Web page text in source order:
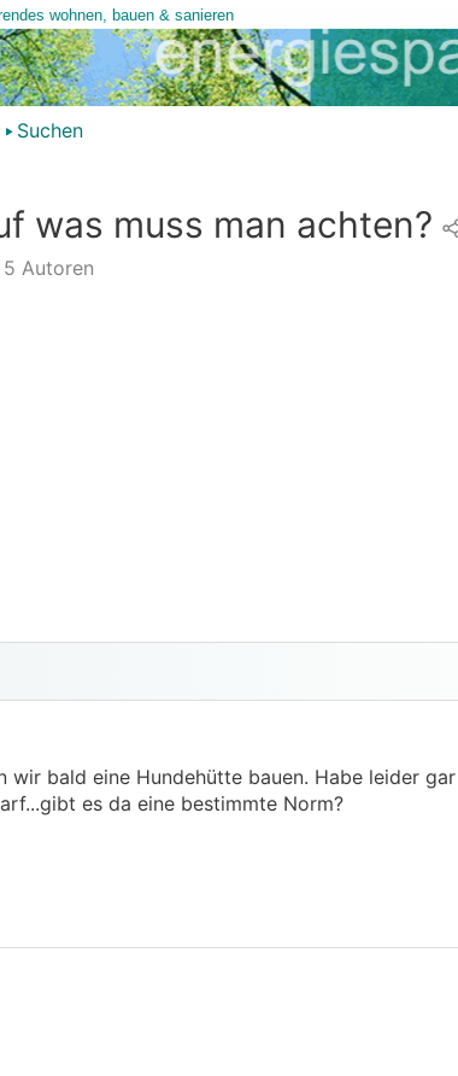
Suchen
was muss man achten?
Autoren
bald eine Hundehütte bauen. Habe leider
es da eine bestimmte Norm?